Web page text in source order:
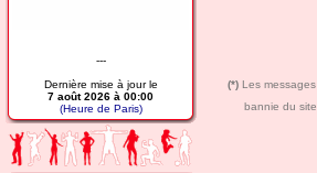
---
Dernière mise à jour le
7 août 2026 à 00:00
(Heure de Paris)
(*) Les messages
bannie du site